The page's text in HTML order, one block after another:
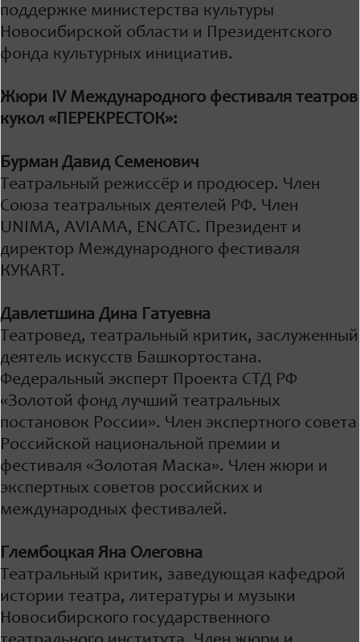
поддержке министерства культуры
Новосибирской области и Президентского
фонда культурных инициатив.
Жюри IV Международного фестиваля театров
кукол «ПЕРЕКРЕСТОК»:
Бурман Давид Семенович
Театральный режиссёр и продюсер. Член
Союза театральных деятелей РФ. Член
UNIMA, AVIAMA, ENCATC. Президент и
директор Международного фестиваля
КУКАRТ.
Давлетшина Дина Гатуевна
Театровед, театральный критик, заслуженный
деятель искусств Башкортостана.
Федеральный эксперт Проекта СТД РФ
«Золотой фонд лучший театральных
постановок России». Член экспертного совета
Российской национальной премии и
фестиваля «Золотая Маска». Член жюри и
экспертных советов российских и
международных фестивалей.
Глембоцкая Яна Олеговна
Театральный критик, заведующая кафедрой
истории театра, литературы и музыки
Новосибирского государственного